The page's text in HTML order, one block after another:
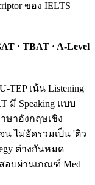
ของ IELTS
· TBAT · A-Level
เน้น Listening
มี Speaking แบบ
าษาอังกฤษเชิง
น ไม่ยัดรวมเป็น 'ติว
ต่างกันหมด
อบผ่านเกณฑ์ Med